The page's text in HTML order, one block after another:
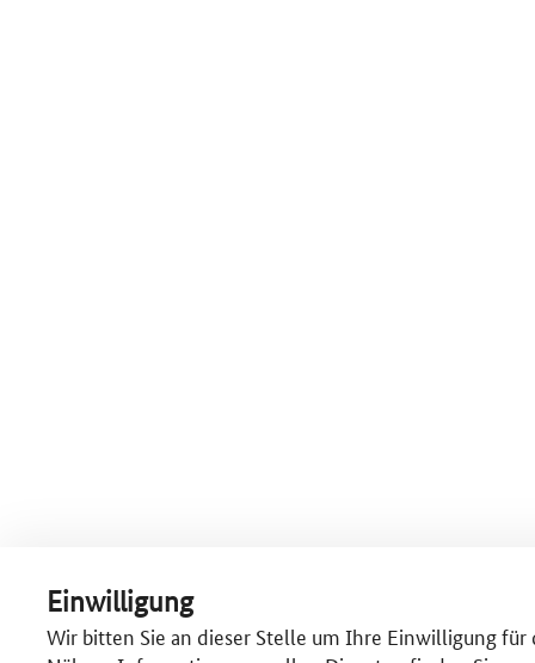
Einwilligung
Wir bitten Sie an dieser Stelle um Ihre Einwilligung für